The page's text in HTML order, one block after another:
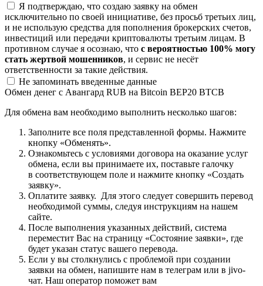
Я подтверждаю, что создаю заявку на обмен
исключительно по своей инициативе, без просьб третьих лиц,
и не использую средства для пополнения брокерских счетов,
инвестиций или передачи криптовалюты третьим лицам. В
противном случае я осознаю, что с вероятностью 100% могу
стать жертвой мошенников, и сервис не несёт
ответственности за такие действия.
Не запоминать введенные данные
Обмен денег с Авангард RUB на Bitcoin BEP20 BTCB
Для обмена вам необходимо выполнить несколько шагов:
Заполните все поля представленной формы. Нажмите
кнопку «Обменять».
Ознакомьтесь с условиями договора на оказание услуг
обмена, если вы принимаете их, поставьте галочку
в соответствующем поле и нажмите кнопку «Создать
заявку».
Оплатите заявку. Для этого следует совершить перевод
необходимой суммы, следуя инструкциям на нашем
сайте.
После выполнения указанных действий, система
переместит Вас на страницу «Состояние заявки», где
будет указан статус вашего перевода.
Если у вы столкнулись с проблемой при создании
заявки на обмен, напишите нам в телеграм или в jivo-
чат. Наш оператор поможет вам